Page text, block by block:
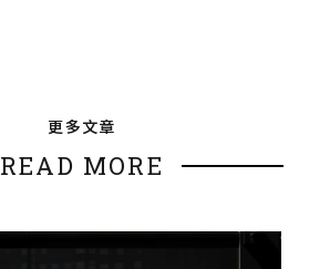
更多文章
READ MORE